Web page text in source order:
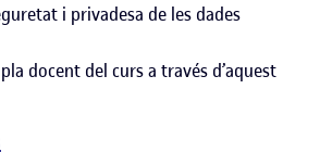
i privadesa de les dades
docent del curs a través d’aquest